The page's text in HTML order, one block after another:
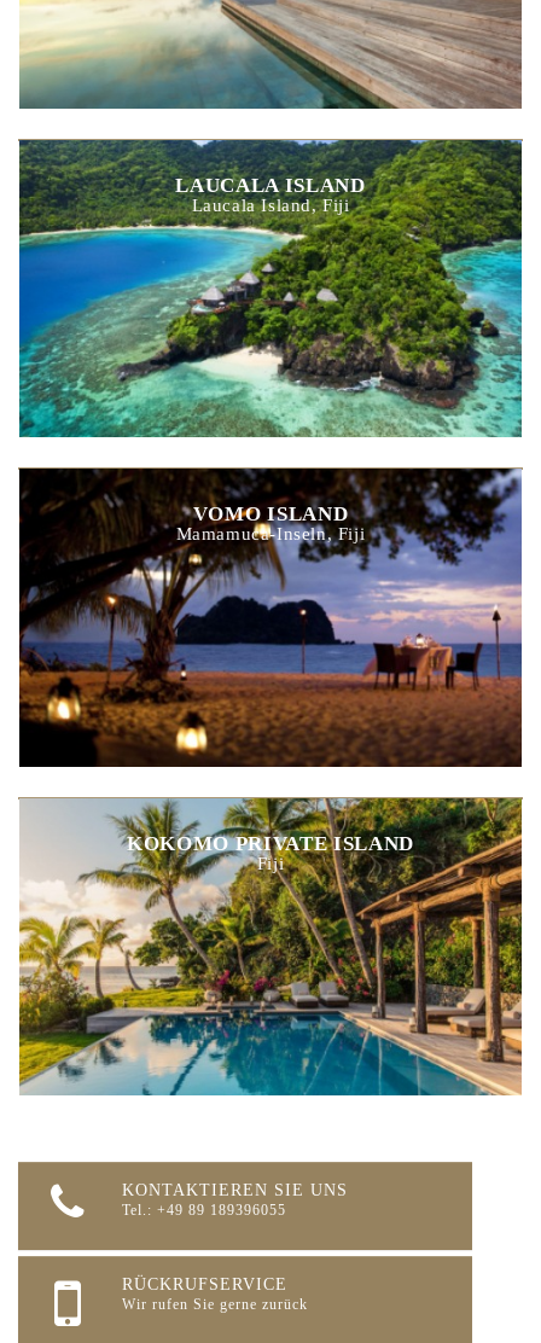
LAUCALA ISLAND
Laucala Island, Fiji
VOMO ISLAND
Mamamuca-Inseln, Fiji
KOKOMO PRIVATE ISLAND
Fiji
KONTAKTIEREN SIE UNS
Tel.: +49 89 189396055
RÜCKRUFSERVICE
Wir rufen Sie gerne zurück